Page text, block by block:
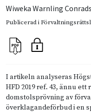
Wiweka Warnling
Publicerad i
I artikeln analyseras
HFD 2019 ref. 43, ännu
domstolsprövning av
överklagandeförbud i en